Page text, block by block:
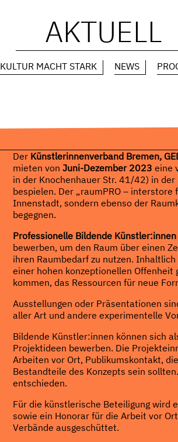
AKTUELL
KULTUR MACHT STARK NEWS
Der Künstlerinnenverband Bremen,
mieten von Juni-Dezember 2023 eine
in der Knochenhauer Str. 41/42) in
bespielen. Der „raumPRO –
Innenstadt, sondern ebenso der
begegnen.
Professionelle Bildende Künstler:innen
bewerben, um den Raum über einen
ihren Raumbedarf zu nutzen.
einer hohen konzeptionellen
kommen, das Ressourcen für neue
Ausstellungen oder Präsentationen
aller Art und andere experimentelle
Bildende Künstler:innen können sich
Projektideen bewerben. Die
Arbeiten vor Ort, Publikumskontakt,
Bestandteile des Konzepts sein
entschieden.
Für die künstlerische Beteiligung wird
sowie ein Honorar für die Arbeit vor
Verbände ausgeschüttet.